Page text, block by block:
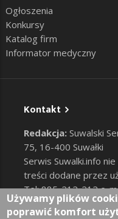
Ogłoszenia
Konkursy
Katalog firm
Informator medyczny
Kontakt
Redakcja: Suwalski
75, 16-400 Suwałki
Serwis Suwalki.info
treści dodane przez
Tel: 885-212-212 e-
reklama@suwalki.info
Używamy plików
poprawić komfort